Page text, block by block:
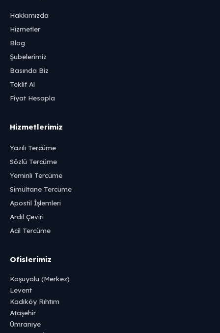
Hakkımızda
Hizmetler
Blog
Şubelerimiz
Basında Biz
Teklif Al
Fiyat Hesapla
Hizmetlerimiz
Yazılı Tercüme
Sözlü Tercüme
Yeminli Tercüme
Simültane Tercüme
Apostil İşlemleri
Ardıl Çeviri
Acil Tercüme
Ofislerimiz
Koşuyolu (Merkez)
Levent
Kadıköy Rıhtım
Ataşehir
Ümraniye